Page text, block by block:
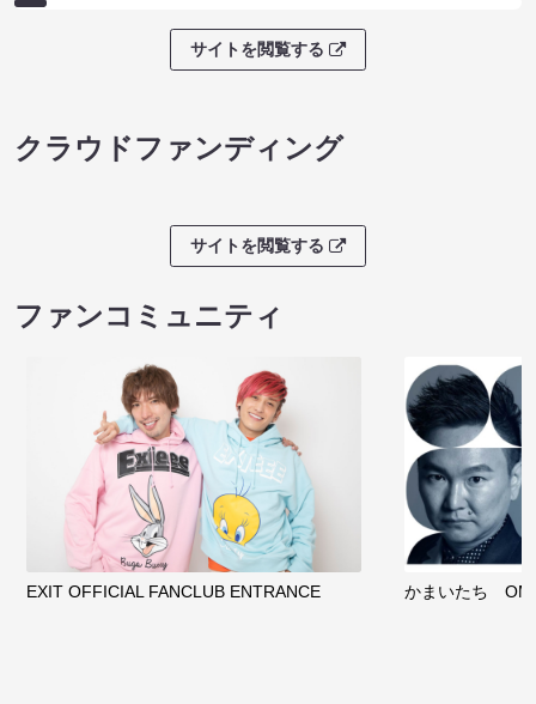
サイトを閲覧する
クラウドファンディング
サイトを閲覧する
ファンコミュニティ
EXIT OFFICIAL FANCLUB ENTRANCE かまいたち